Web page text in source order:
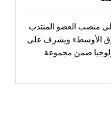
منصب العضو المنتدب
الأوسط» ويشرف على
ضمن مجموعة